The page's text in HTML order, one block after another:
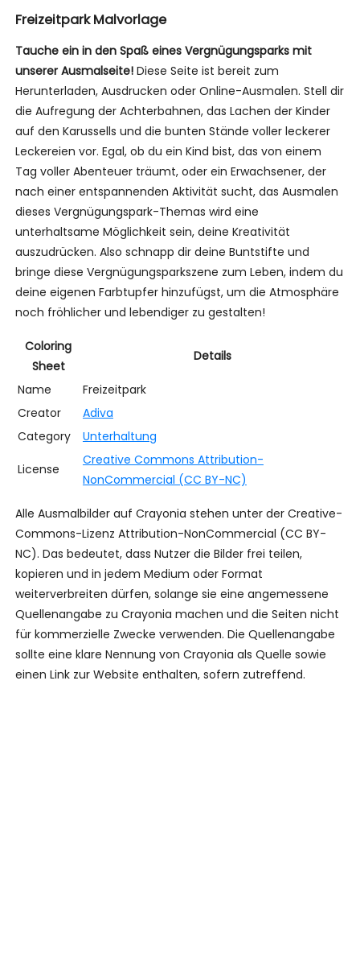
Freizeitpark Malvorlage
Tauche ein in den Spaß eines Vergnügungsparks mit
unserer Ausmalseite!Diese Seite ist bereit zum
Herunterladen, Ausdrucken oder Online-Ausmalen. Stell dir
die Aufregung der Achterbahnen, das Lachen der Kinder
auf den Karussells und die bunten Stände voller leckerer
Leckereien vor. Egal, ob du ein Kind bist, das von einem
Tag voller Abenteuer träumt, oder ein Erwachsener, der
nach einer entspannenden Aktivität sucht, das Ausmalen
dieses Vergnügungspark-Themas wird eine
unterhaltsame Möglichkeit sein, deine Kreativität
auszudrücken. Also schnapp dir deine Buntstifte und
bringe diese Vergnügungsparkszene zum Leben, indem du
deine eigenen Farbtupfer hinzufügst, um die Atmosphäre
noch fröhlicher und lebendiger zu gestalten!
Coloring
Sheet
Details
Name
Freizeitpark
Creator
Adiva
Category
Unterhaltung
License
Creative Commons Attribution-
NonCommercial (CC BY-NC)
Alle Ausmalbilder auf Crayonia stehen unter der Creative-
Commons-Lizenz Attribution-NonCommercial (CC BY-
NC). Das bedeutet, dass Nutzer die Bilder frei teilen,
kopieren und in jedem Medium oder Format
weiterverbreiten dürfen, solange sie eine angemessene
Quellenangabe zu Crayonia machen und die Seiten nicht
für kommerzielle Zwecke verwenden. Die Quellenangabe
sollte eine klare Nennung von Crayonia als Quelle sowie
einen Link zur Website enthalten, sofern zutreffend.